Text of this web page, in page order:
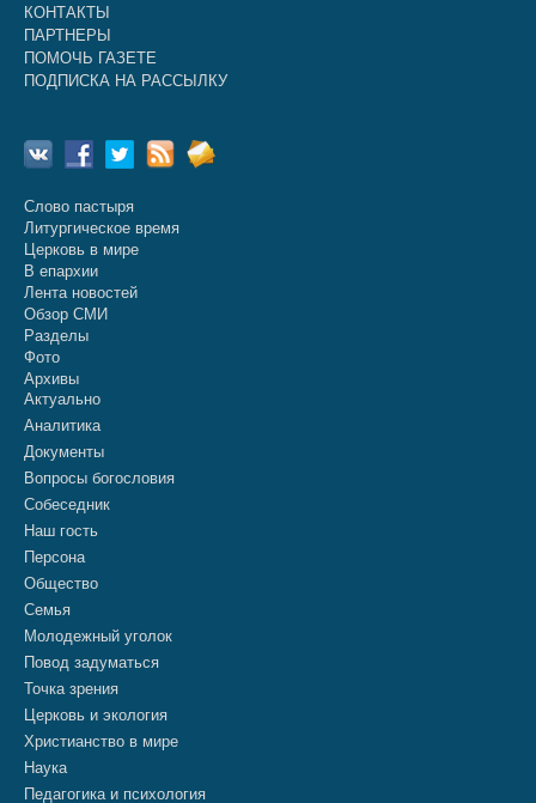
КОНТАКТЫ
ПАРТНЕРЫ
ПОМОЧЬ ГАЗЕТЕ
ПОДПИСКА НА РАССЫЛКУ
Слово пастыря
Литургическое время
Церковь в мире
В епархии
Лента новостей
Обзор СМИ
Разделы
Фото
Архивы
Актуально
Аналитика
Документы
Вопросы богословия
Собеседник
Наш гость
Персона
Общество
Семья
Молодежный уголок
Повод задуматься
Точка зрения
Церковь и экология
Христианство в мире
Наука
Педагогика и психология